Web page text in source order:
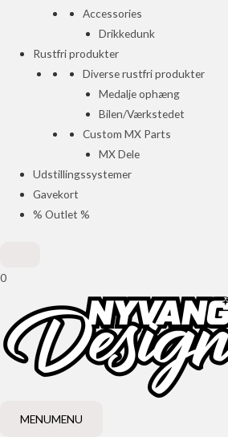
Accessories
Drikkedunk
Rustfri produkter
Diverse rustfri produkter
Medalje ophæng
Bilen/Værkstedet
Custom MX Parts
MX Dele
Udstillingssystemer
Gavekort
% Outlet %
0
MENUMENU